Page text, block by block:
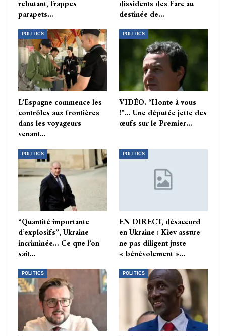
rebutant, frappes
parapets…
dissidents des Farc au
destinée de…
POLITICS
L’Espagne commence les
contrôles aux frontières
dans les voyageurs
venant…
POLITICS
VIDÉO. “Honte à vous
!”… Une députée jette des
œufs sur le Premier…
POLITICS
“Quantité importante
d’explosifs”, Ukraine
incriminée… Ce que l’on
sait…
POLITICS
EN DIRECT, désaccord
en Ukraine : Kiev assure
ne pas diligent juste
« bénévolement »…
POLITICS POLITICS